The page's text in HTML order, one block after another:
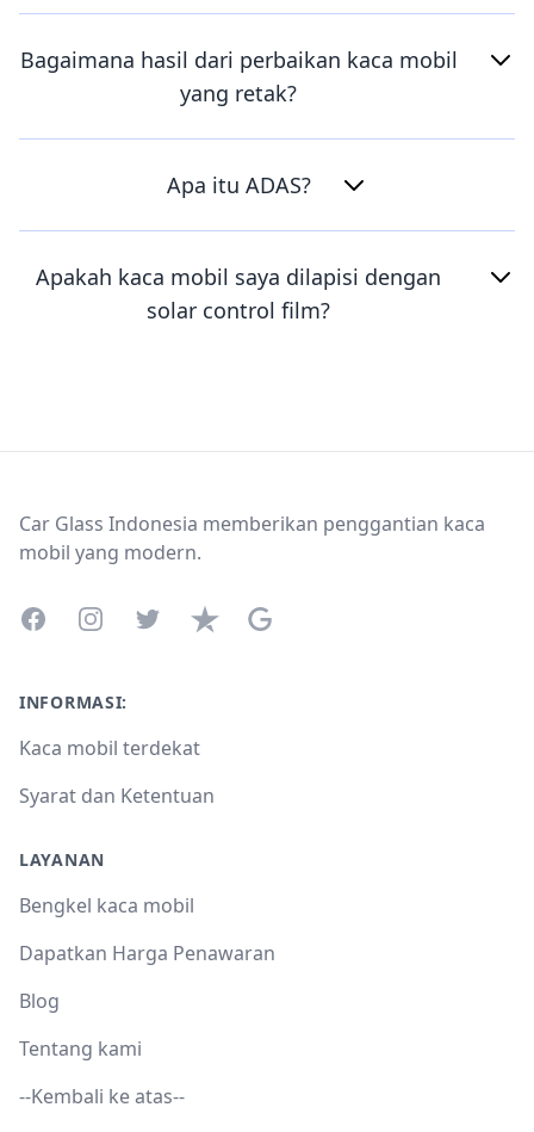
Bagaimana hasil dari perbaikan kaca mobil
yang retak?
Apa itu ADAS?
Apakah kaca mobil saya dilapisi dengan
solar control film?
Car Glass Indonesia memberikan penggantian kaca
mobil yang modern.
FacebookInstagramTwitterTrustpilotGoogle Business Profile
INFORMASI:
Kaca mobil terdekat
Syarat dan Ketentuan
LAYANAN
Bengkel kaca mobil
Dapatkan Harga Penawaran
Blog
Tentang kami
--Kembali ke atas--